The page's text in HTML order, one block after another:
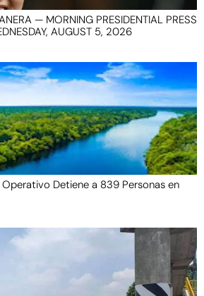
— MORNING PRESIDENTIAL PRESS
AUGUST 5, 2026
Detiene a 839 Personas en